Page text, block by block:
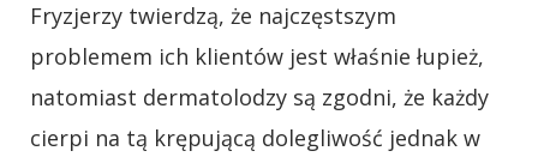
Fryzjerzy twierdzą, że najczęstszym
problemem ich klientów jest właśnie łupież,
natomiast dermatolodzy są zgodni, że każdy
cierpi na tą krępującą dolegliwość jednak w